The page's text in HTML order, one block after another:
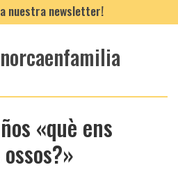
nuestra newsletter!
«què ens